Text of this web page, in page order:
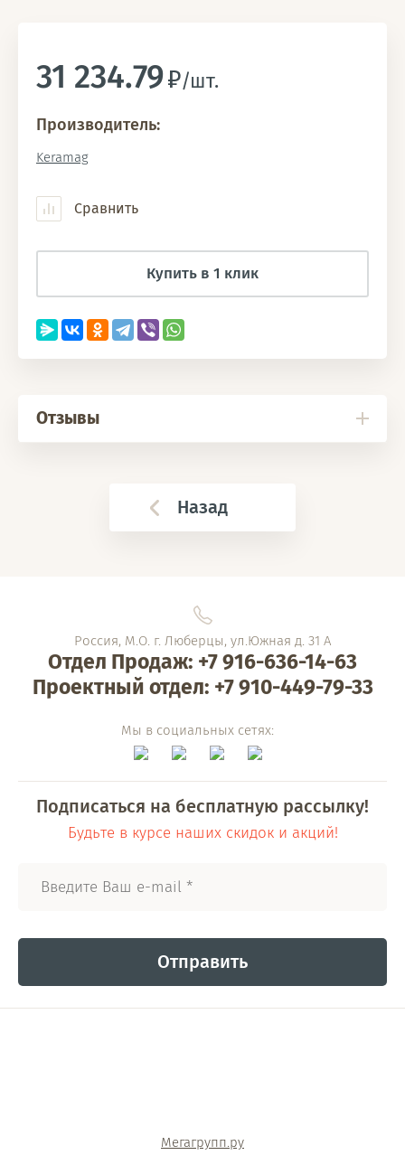
31 234.79 /шт.
Производитель:
Keramag
Сравнить
Купить в 1 клик
Отзывы
Назад
Россия, М.О. г. Люберцы, ул.Южная д. 31 А
Отдел Продаж: +7 916-636-14-63
Проектный отдел: +7 910-449-79-33
Мы в социальных сетях:
Подписаться на бесплатную рассылку!
Будьте в курсе наших скидок и акций!
Отправить
Мегагрупп.ру